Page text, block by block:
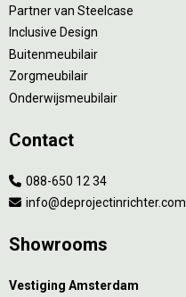
Partner van Steelcase
Inclusive Design
Buitenmeubilair
Zorgmeubilair
Onderwijsmeubilair
Contact
088-650 12 34
info@deprojectinrichter.com
Showrooms
Vestiging Amsterdam